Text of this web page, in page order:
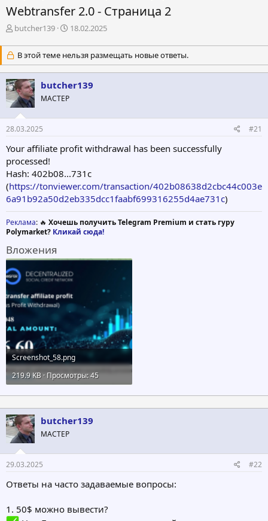
Webtransfer 2.0 - Страница 2
А
т
о
р
т
е
м
ы
butcher139
Д
т
а
н
а
ч
18.02.2025
В этой теме нельзя размещать новые ответы.
butcher139
МАСТЕР
28.03.2025 #21
Your affiliate profit withdrawal has been successfully
processed!
Hash: 402b08...731c
(https://tonviewer.com/transaction/402b08638d2cbc44c003e
6a91b92a50d2eb335dcc1faabf699316255d4ae731c)
Реклама: 🔥 Хочешь получить Telegram Premium и стать гуру
Polymarket? Кликай сюда!
Вложения
Screenshot_58.png
219.9 KB · Просмотры: 45
butcher139
МАСТЕР
29.03.2025 #22
Ответы на часто задаваемые вопросы:
1. 50$ можно вывести?